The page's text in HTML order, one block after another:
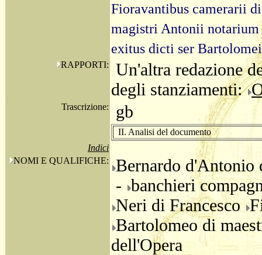
Fioravantibus camerarii
magistri Antonii
exitus dicti ser
RAPPORTI:
Un'altra redazione
degli stanziamenti:
Trascrizione: gb
II. Analisi del documento
Indici
NOMI E QUALIFICHE:
Bernardo d'Antonio
- banchieri
Neri di Francesco
Bartolomeo di
dell'Opera